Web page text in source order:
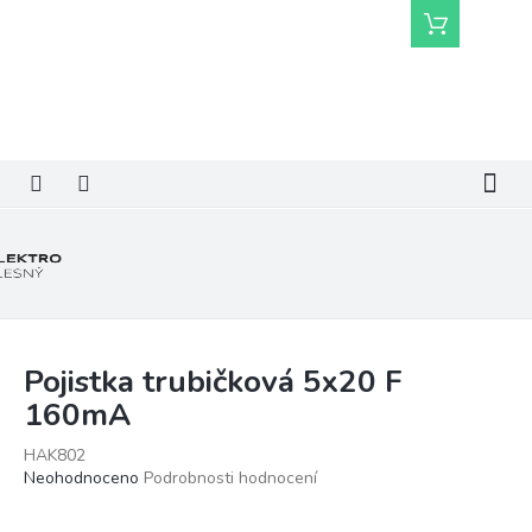
Nákupní
košík
Pojistka trubičková 5x20 F
160mA
HAK802
Průměrné
Neohodnoceno Podrobnosti hodnocení